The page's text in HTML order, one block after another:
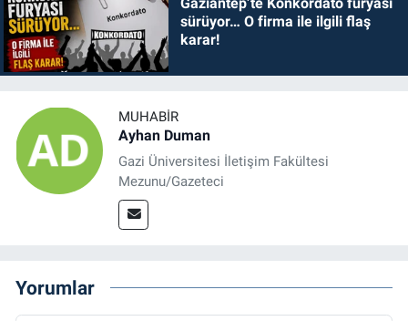
Gaziantep’te Konkordato furyası
sürüyor… O firma ile ilgili flaş
karar!
MUHABIR
Ayhan Duman
Gazi Üniversitesi İletişim Fakültesi
Mezunu/Gazeteci
Yorumlar